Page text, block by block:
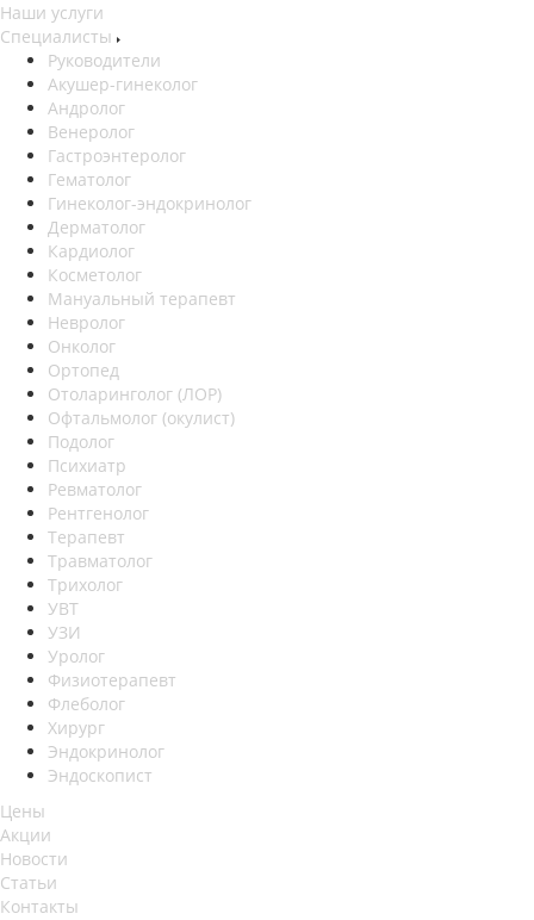
Наши услуги
Специалисты
Руководители
Акушер-гинеколог
Андролог
Венеролог
Гастроэнтеролог
Гематолог
Гинеколог-эндокринолог
Дерматолог
Кардиолог
Косметолог
Мануальный терапевт
Невролог
Онколог
Ортопед
Отоларинголог (ЛОР)
Офтальмолог (окулист)
Подолог
Психиатр
Ревматолог
Рентгенолог
Терапевт
Травматолог
Трихолог
УВТ
УЗИ
Уролог
Физиотерапевт
Флеболог
Хирург
Эндокринолог
Эндоскопист
Цены
Акции
Новости
Статьи
Контакты